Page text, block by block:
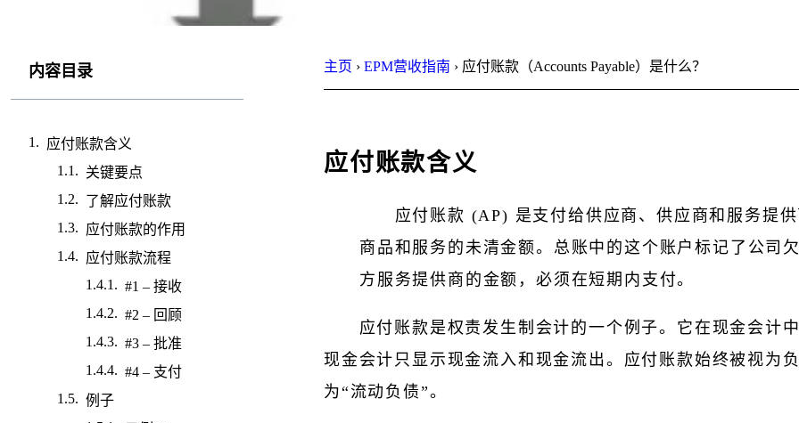
内容目录
应付账款含义
关键要点
了解应付账款
应付账款的作用
应付账款流程
#1 – 接收
#2 – 回顾
#3 – 批准
#4 – 支付
例子
主页 › EPM营收指南 ›应付账款（Accounts Payable）是什么？
应付账款含义
应付账款 (AP) 是支付给供应商、供应商和服务提
商品和服务的未清金额。总账中的这个账户标记了公司
方服务提供商的金额，必须在短期内支付。
应付账款是权责发生制会计的一个例子。它在现金会计
现金会计只显示现金流入和现金流出。应付账款始终被视为
为“流动负债”。